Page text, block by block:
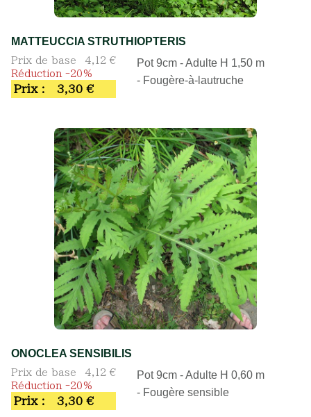
MATTEUCCIA STRUTHIOPTERIS
Prix de base
4,12 €
Réduction -20%
Prix : 3,30 €
Pot 9cm - Adulte H 1,50 m
- Fougère-à-lautruche
ONOCLEA SENSIBILIS
Prix de base
4,12 €
Réduction -20%
Prix : 3,30 €
Pot 9cm - Adulte H 0,60 m
- Fougère sensible